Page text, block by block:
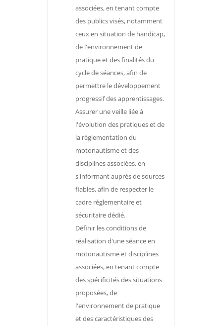
associées, en tenant compte
des publics visés, notamment
ceux en situation de handicap,
de l'environnement de
pratique et des finalités du
cycle de séances, afin de
permettre le développement
progressif des apprentissages.
Assurer une veille liée à
l'évolution des pratiques et de
la règlementation du
motonautisme et des
disciplines associées, en
s'informant auprès de sources
fiables, afin de respecter le
cadre règlementaire et
sécuritaire dédié.
Définir les conditions de
réalisation d'une séance en
motonautisme et disciplines
associées, en tenant compte
des spécificités des situations
proposées, de
l'environnement de pratique
et des caractéristiques des